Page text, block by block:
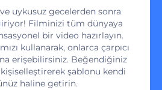
uykusuz gecelerden sonra
Filminizi tüm dünyaya
bir video hazırlayın.
kullanarak, onlarca çarpıcı
erişebilirsiniz. Beğendiğiniz
şablonu kendi
haline getirin.